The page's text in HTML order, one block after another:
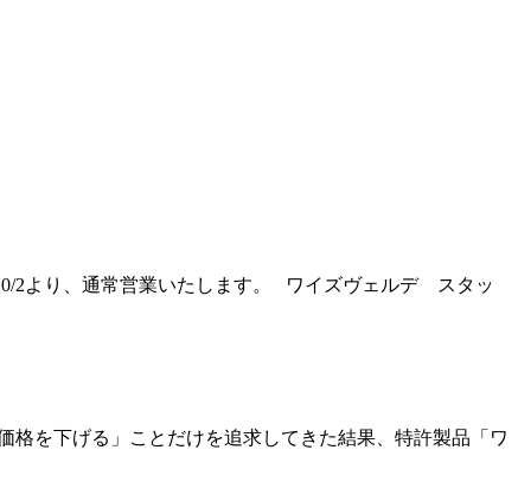
2より、通常営業いたします。 ワイズヴェルデ スタッ
を下げる」ことだけを追求してきた結果、特許製品「ワ